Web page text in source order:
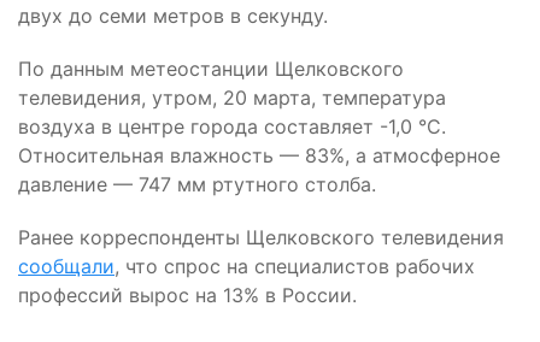
двух до семи метров в секунду.
По данным метеостанции Щелковского
телевидения, утром, 20 марта, температура
воздуха в центре города составляет -1,0 °C.
Относительная влажность — 83%, а атмосферное
давление — 747 мм ртутного столба.
Ранее корреспонденты Щелковского телевидения
сообщали, что спрос на специалистов рабочих
профессий вырос на 13% в России.